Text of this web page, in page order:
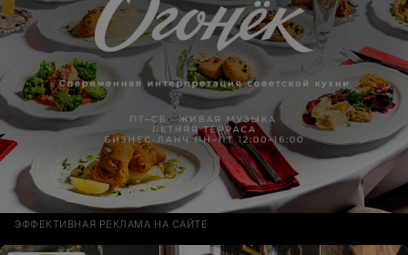
ЭФФЕКТИВНАЯ РЕКЛАМА НА САЙТЕ